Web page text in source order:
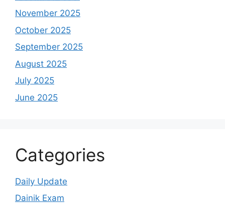
November 2025
October 2025
September 2025
August 2025
July 2025
June 2025
Categories
Daily Update
Dainik Exam